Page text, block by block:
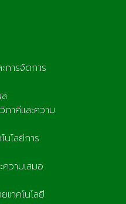
ารจัดการ
ภาคีและความ
นโลยีการ
วามเสมอ
ทคโนโลยี